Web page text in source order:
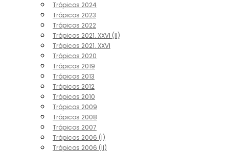
Trópicos 2024
Trópicos 2023
Trópicos 2022
Trópicos 2021. XXVI (II)
Trópicos 2021. XXVI
Trópicos 2020
Trópicos 2019
Trópicos 2013
Trópicos 2012
Trópicos 2010
Trópicos 2009
Trópicos 2008
Trópicos 2007
Trópicos 2006 (I)
Trópicos 2006 (II)